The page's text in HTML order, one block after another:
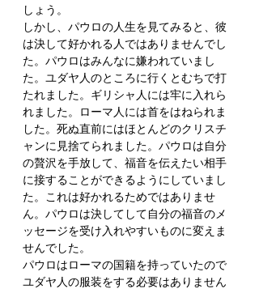
しょう。
しかし、パウロの人生を見てみると、彼
は決して好かれる人ではありませんでし
た。パウロはみんなに嫌われていまし
た。ユダヤ人のところに行くとむちで打
たれました。ギリシャ人には牢に入れら
れました。ローマ人には首をはねられま
した。死ぬ直前にはほとんどのクリスチ
ャンに見捨てられました。パウロは自分
の贅沢を手放して、福音を伝えたい相手
に接することができるようにしていまし
た。これは好かれるためではありませ
ん。パウロは決してして自分の福音のメ
ッセージを受け入れやすいものに変えま
せんでした。
パウロはローマの国籍を持っていたので
ユダヤ人の服装をする必要はありません